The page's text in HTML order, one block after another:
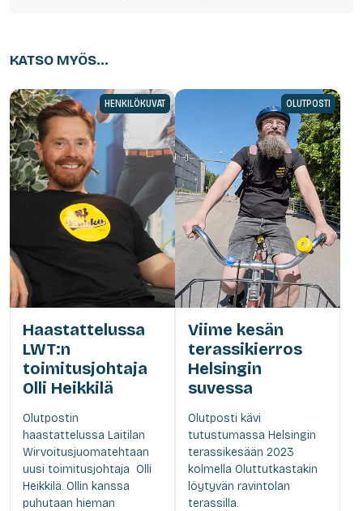
KATSO MYÖS...
HENKILÖKUVAT
Haastattelussa
LWT:n
toimitusjohtaja
Olli Heikkilä
Olutpostin
haastattelussa Laitilan
Wirvoitusjuomatehtaan
uusi toimitusjohtaja Olli
Heikkilä. Ollin kanssa
puhutaan hieman
OLUTPOSTI
Viime kesän
terassikierros
Helsingin
suvessa
Olutposti kävi
tutustumassa Helsingin
terassikesään 2023
kolmella Oluttutkastakin
löytyvän ravintolan
terassilla.